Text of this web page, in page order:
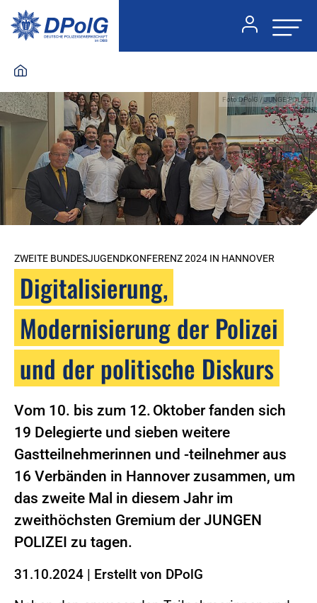
Foto:DPolG / JUNGE POLIZEI
ZWEITE BUNDESJUGENDKONFERENZ 2024 IN HANNOVER
Digitalisierung,
Modernisierung der Polizei
und der politische Diskurs
Vom 10. bis zum 12. Oktober fanden sich
19 Delegierte und sieben weitere
Gastteilnehmerinnen und -teilnehmer aus
16 Verbänden in Hannover zusammen, um
das zweite Mal in diesem Jahr im
zweithöchsten Gremium der JUNGEN
POLIZEI zu tagen.
31.10.2024 | Erstellt von DPolG